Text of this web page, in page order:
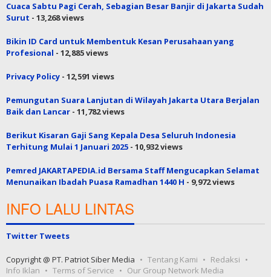
Cuaca Sabtu Pagi Cerah, Sebagian Besar Banjir di Jakarta Sudah
Surut - 13,268 views
Bikin ID Card untuk Membentuk Kesan Perusahaan yang
Profesional - 12,885 views
Privacy Policy - 12,591 views
Pemungutan Suara Lanjutan di Wilayah Jakarta Utara Berjalan
Baik dan Lancar - 11,782 views
Berikut Kisaran Gaji Sang Kepala Desa Seluruh Indonesia
Terhitung Mulai 1 Januari 2025 - 10,932 views
Pemred JAKARTAPEDIA.id Bersama Staff Mengucapkan Selamat
Menunaikan Ibadah Puasa Ramadhan 1440 H - 9,972 views
INFO LALU LINTAS
Twitter Tweets
Copyright @ PT. Patriot Siber Media Tentang Kami
Redaksi
Info Iklan
Terms of Service Our Group Network Media